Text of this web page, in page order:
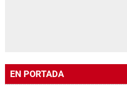
EN PORTADA